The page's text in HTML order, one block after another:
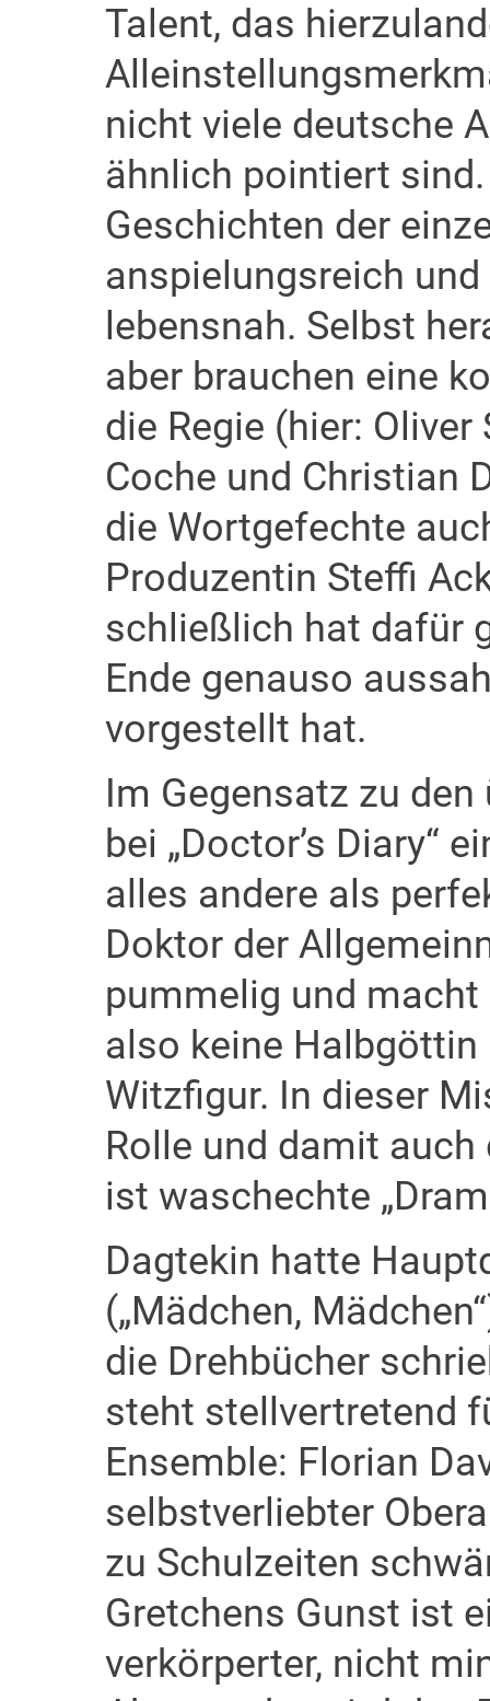
Talent, das
nicht viele deutsche
ähnlich pointiert
Geschichten der
anspielungsreich
lebensnah. Selbst
aber brauchen eine
die Regie (hier:
Coche und Christian
die Wortgefechte
Produzentin Steffi
schließlich hat dafür
Ende genauso
vorgestellt hat.
Im Gegensatz zu
bei „Doctor’s Diary“
alles andere als
Doktor der
pummelig und
also keine Halbgöttin
Witzfigur. In dieser
Rolle und damit auch
ist waschechte
Dagtekin hatte
(„Mädchen,
die Drehbücher
steht stellvertretend
Ensemble: Florian
selbstverliebter
zu Schulzeiten
Gretchens Gunst ist
verkörperter, nicht